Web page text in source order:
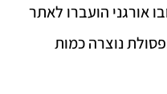
אורגני הועברו לאתר
נוצרה כמות